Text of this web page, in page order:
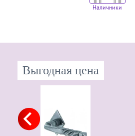
Наличники
Выгодная цена